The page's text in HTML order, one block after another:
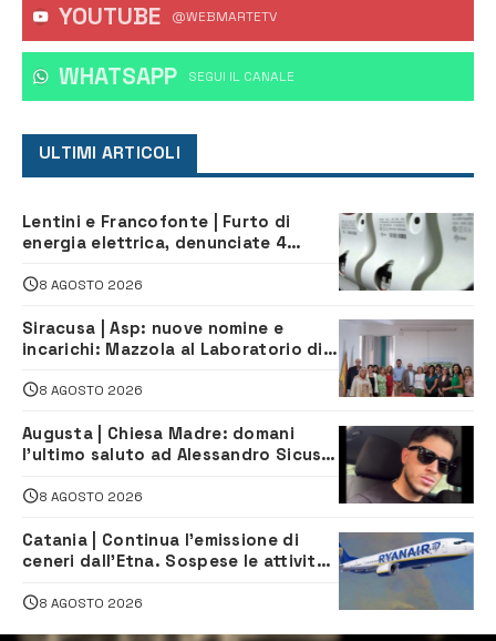
YOUTUBE @WEBMARTETV
WHATSAPP ‎SEGUI IL CANALE
ULTIMI ARTICOLI
Lentini e Francofonte | Furto di
energia elettrica, denunciate 4
8 AGOSTO 2026
Siracusa | Asp: nuove nomine e
incarichi: Mazzola al Laboratorio di
Servizio Legale
8 AGOSTO 2026
Augusta | Chiesa Madre: domani
l’ultimo saluto ad Alessandro Sicuso,
8 AGOSTO 2026
Catania | Continua l’emissione di
ceneri dall’Etna. Sospese le attività
8 AGOSTO 2026